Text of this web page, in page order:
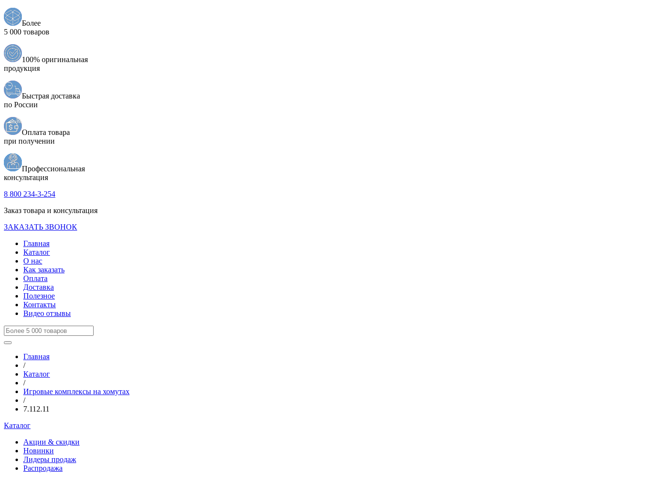
Более
5 000 товаров
100% оригинальная
продукция
Быстрая доставка
по России
Оплата товара
при получении
Профессиональная
консультация
8 800 234-3-254
Заказ товара и консультация
ЗАКАЗАТЬ ЗВОНОК
Главная
Каталог
О нас
Как заказать
Оплата
Доставка
Полезное
Контакты
Видео отзывы
Главная
/
Каталог
/
Игровые комплексы на хомутах
/
7.112.11
Каталог
Акции & скидки
Новинки
Лидеры продаж
Распродажа